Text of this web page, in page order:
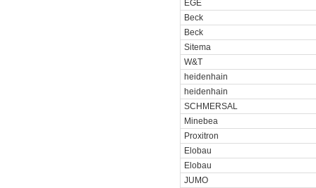
EGE
Beck
Beck
Sitema
W&T
heidenhain
heidenhain
SCHMERSAL
Minebea
Proxitron
Elobau
Elobau
JUMO